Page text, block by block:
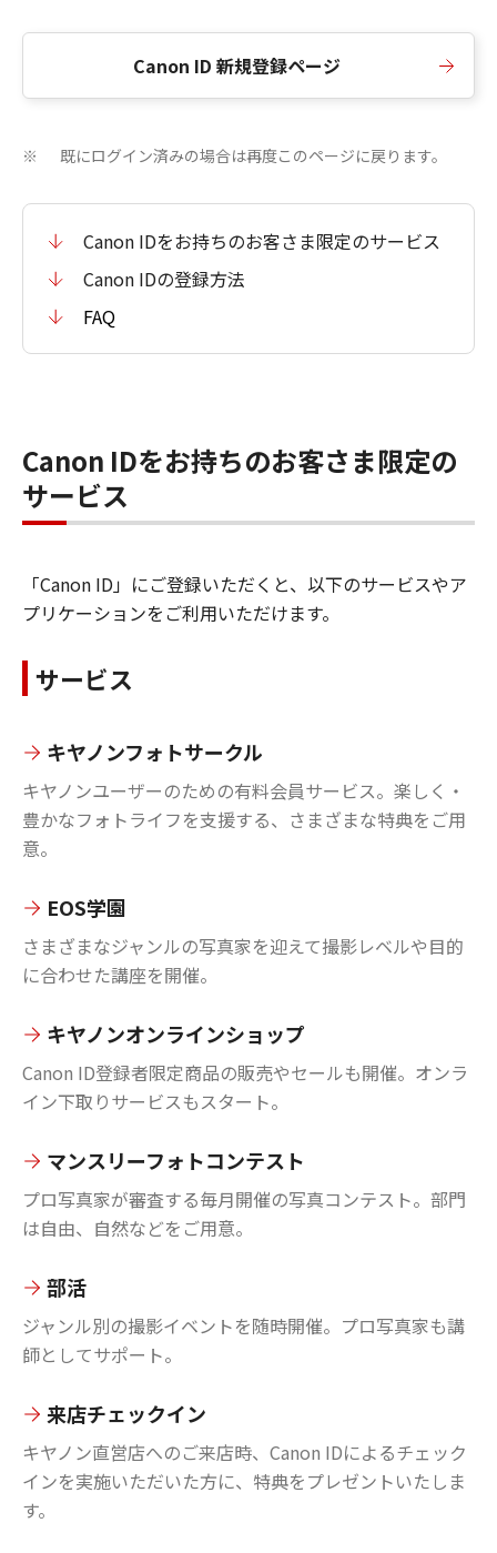
Canon ID 新規登録ページ
※ 既にログイン済みの場合は再度このページに戻ります。
Canon IDをお持ちのお客さま限定のサービス
Canon IDの登録方法
FAQ
Canon IDをお持ちのお客さま限定の
サービス
「Canon ID」にご登録いただくと、以下のサービスやア
プリケーションをご利用いただけます。
サービス
キヤノンフォトサークル
キヤノンユーザーのための有料会員サービス。楽しく・
豊かなフォトライフを支援する、さまざまな特典をご用
意。
EOS学園
さまざまなジャンルの写真家を迎えて撮影レベルや目的
に合わせた講座を開催。
キヤノンオンラインショップ
Canon ID登録者限定商品の販売やセールも開催。オンラ
イン下取りサービスもスタート。
マンスリーフォトコンテスト
プロ写真家が審査する毎月開催の写真コンテスト。部門
は自由、自然などをご用意。
部活
ジャンル別の撮影イベントを随時開催。プロ写真家も講
師としてサポート。
来店チェックイン
キヤノン直営店へのご来店時、Canon IDによるチェック
インを実施いただいた方に、特典をプレゼントいたしま
す。